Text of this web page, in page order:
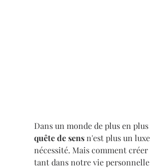
Dans un monde de plus en
quête de sens n'est plus un
nécessité. Mais comment
tant dans notre vie personnelle